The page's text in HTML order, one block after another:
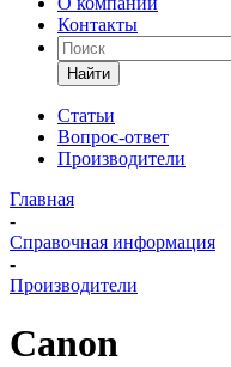
Контакты
Найти
Статьи
Вопрос-ответ
Производители
Главная
-
Справочная информация
-
Производители
Canon